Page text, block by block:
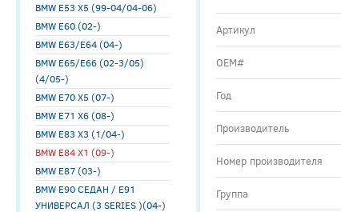
BMW E53 X5 (99-04/04-06)
BMW E60 (02-)
BMW E63/E64 (04-)
BMW E65/E66 (02-3/05)
(4/05-)
BMW E70 X5 (07-)
BMW E71 X6 (08-)
BMW E83 X3 (1/04-)
BMW E84 X1 (09-)
BMW E87 (03-)
BMW E90 СЕДАН / E91
УНИВЕРСАЛ (3 SERIES )(04-)
Артикул
ОЕМ#
Год
Производитель
Номер производителя
Группа